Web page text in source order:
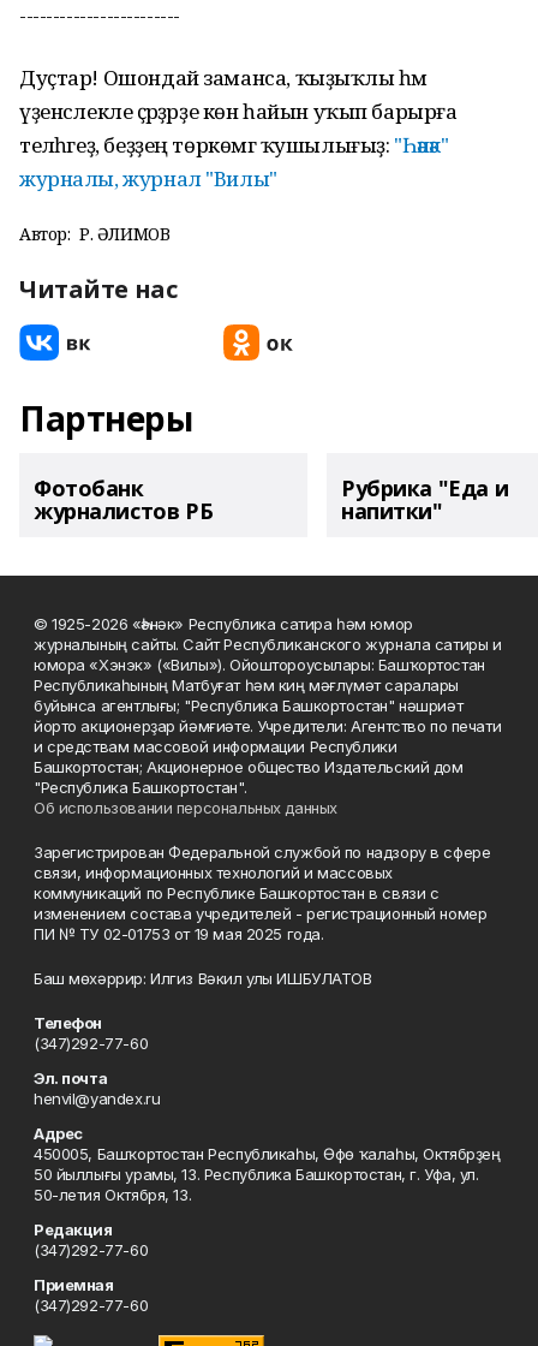
------------------------
Дуҫтар! Ошондай заманса, ҡыҙыҡлы һәм
үҙенсәлекле әҫәрҙәрҙе көн һайын уҡып барырға
теләһәгеҙ, беҙҙең төркөмгә ҡушылығыҙ: "Һәнәк"
журналы, журнал "Вилы"
Автор: Р. ҒӘЛИМОВ
Читайте нас
Партнеры
Фотобанк
журналистов РБ
Рубрика "Еда и
напитки"
© 1925-2026 «Һәнәк» Республика сатира һәм юмор
журналының сайты. Сайт Республиканского журнала сатиры и
юмора «Хэнэк» («Вилы»). Ойоштороусылары: Башҡортостан
Республикаһының Матбуғат һәм киң мәғлүмәт саралары
буйынса агентлығы; "Республика Башкортостан" нәшриәт
йорто акционерҙар йәмғиәте. Учредители: Агентство по печати
и средствам массовой информации Республики
Башкортостан; Акционерное общество Издательский дом
"Республика Башкортостан".
Об использовании персональных данных
Зарегистрирован Федеральной службой по надзору в сфере
связи, информационных технологий и массовых
коммуникаций по Республике Башкортостан в связи с
изменением состава учредителей - регистрационный номер
ПИ № ТУ 02-01753 от 19 мая 2025 года.
Баш мөхәррир: Илгиз Вәкил улы ИШБУЛАТОВ
Телефон
(347)292-77-60
Эл. почта
henvil@yandex.ru
Адрес
450005, Башҡортостан Республикаһы, Өфө ҡалаһы, Октябрҙең
50 йыллығы урамы, 13. Республика Башкортостан, г. Уфа, ул.
50-летия Октября, 13.
Редакция
(347)292-77-60
Приемная
(347)292-77-60